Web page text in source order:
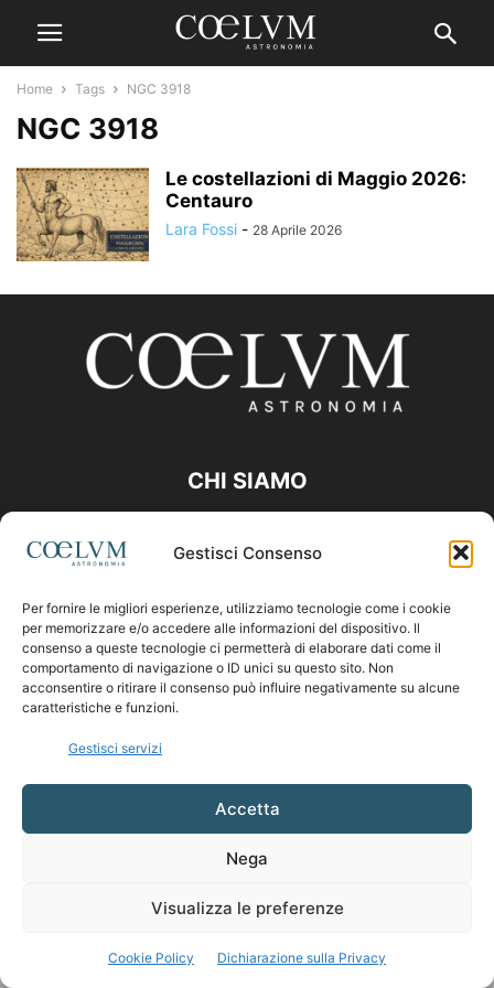
Gestisci Consenso
Per fornire le migliori esperienze, utilizziamo tecnologie come i cookie
per memorizzare e/o accedere alle informazioni del dispositivo. Il
consenso a queste tecnologie ci permetterà di elaborare dati come il
comportamento di navigazione o ID unici su questo sito. Non
acconsentire o ritirare il consenso può influire negativamente su alcune
caratteristiche e funzioni.
Gestisci servizi
Accetta
Nega
Visualizza le preferenze
Cookie Policy Dichiarazione sulla Privacy
Home Tags NGC 3918
NGC 3918
Le costellazioni di Maggio 2026:
Centauro
Lara Fossi - 28 Aprile 2026
CHI SIAMO
Contattaci:coelumastro@coelum.com
SEGUICI